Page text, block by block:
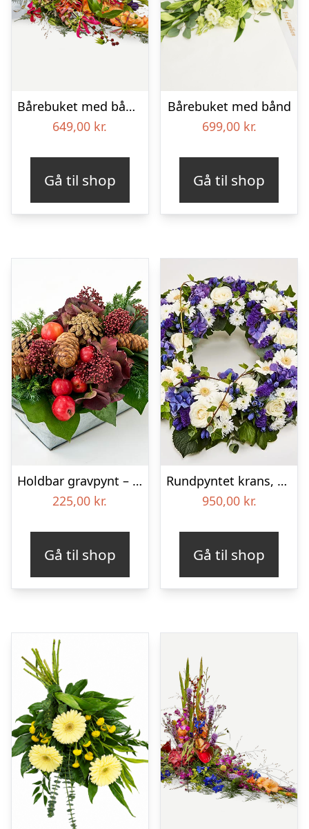
Bårebuket med bånd – Et farverigt farvel
649,00 kr.
Gå til shop
Bårebuket med bånd
699,00 kr.
Gå til shop
Holdbar gravpynt – Blomster til begravelse
225,00 kr.
Gå til shop
Rundpyntet krans, blå og hvid – Blomster til begravelse
950,00 kr.
Gå til shop